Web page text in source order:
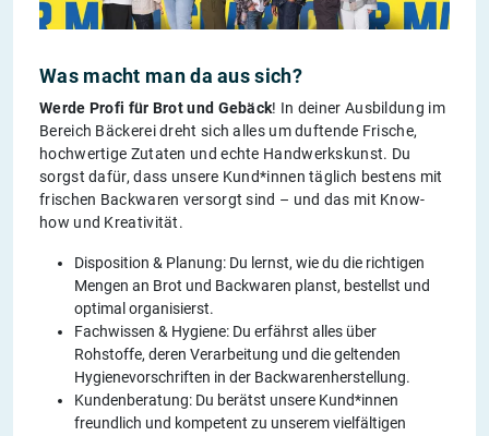
Was macht man da aus sich?
Werde Profi für Brot und Gebäck! In deiner Ausbildung im
Bereich Bäckerei dreht sich alles um duftende Frische,
hochwertige Zutaten und echte Handwerkskunst. Du
sorgst dafür, dass unsere Kund*innen täglich bestens mit
frischen Backwaren versorgt sind – und das mit Know-
how und Kreativität.
Disposition & Planung: Du lernst, wie du die richtigen
Mengen an Brot und Backwaren planst, bestellst und
optimal organisierst.
Fachwissen & Hygiene: Du erfährst alles über
Rohstoffe, deren Verarbeitung und die geltenden
Hygienevorschriften in der Backwarenherstellung.
Kundenberatung: Du berätst unsere Kund*innen
freundlich und kompetent zu unserem vielfältigen